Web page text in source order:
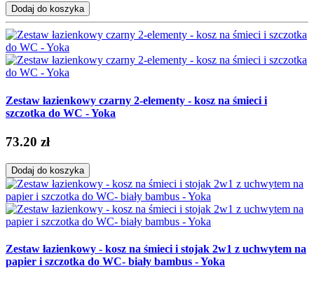
Dodaj do koszyka
Zestaw łazienkowy czarny 2-elementy - kosz na śmieci i
szczotka do WC - Yoka
73.20 zł
Dodaj do koszyka
Zestaw łazienkowy - kosz na śmieci i stojak 2w1 z uchwytem na
papier i szczotka do WC- biały bambus - Yoka